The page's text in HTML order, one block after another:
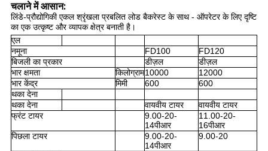
चलाने में आसान:
लिंडे-प्रौद्योगिकी एकल श्रृंखला प्रबलित लोड बैकरेस्ट के साथ - ऑपरेटर के लिए दृष्टि
का एक उत्कृष्ट और व्यापक क्षेत्र बनाती है।
एल
नमूना
FD100
FD120
बिजली का प्रकार
डीज़ल
डीज़ल
भार क्षमता
किलोग्राम10000
12000
भार केंद्र
मिमी 600
600
थका देना
थका देना
वायवीय टायर
वायवीय टायर
फ्रंट टायर
9.00-20-
14पीआर
11.00-20-
16पीआर
पिछला टायर
9.00-20-
14पीआर
9.00-20